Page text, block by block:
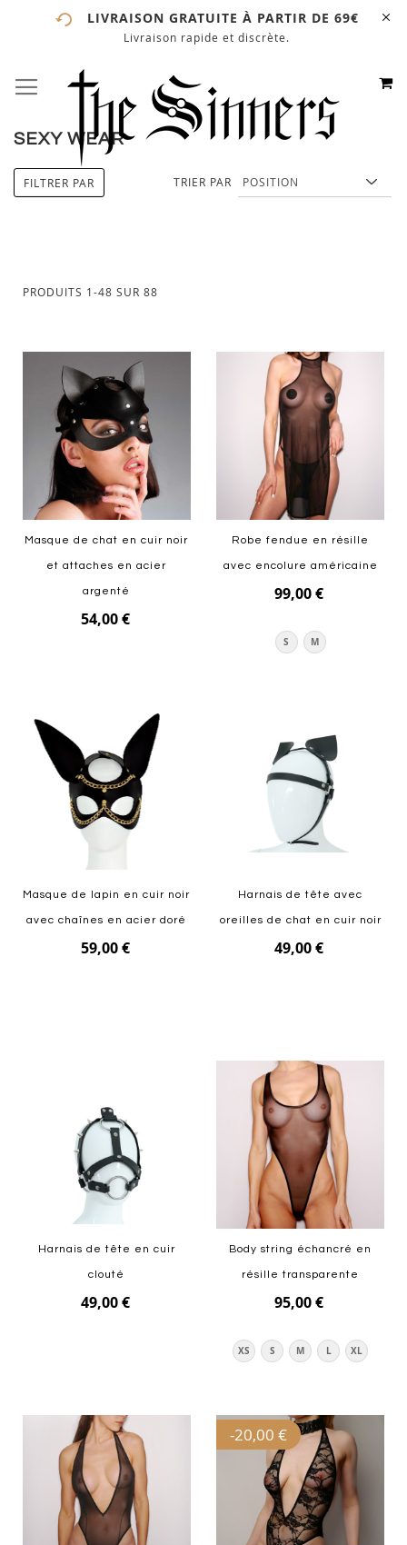
LIVRAISON GRATUITE À PARTIR DE 69€
Livraison rapide et discrète.
ALLEZ
# ENTREZ AU MOINS 3 CARACTÈRES POUR LANCER LA
# APPUYEZ SUR LA TOUCHE "ENTRER" POUR LANCER
LA RECHERCHE
SEXY WEAR
PRODUITS 1-48 SUR 88
TRIER PAR
Masque de chat en cuir noir
et attaches en acier
argenté
54,00 €
Robe fendue en résille
avec encolure américaine
99,00 €
S M
Masque de lapin en cuir noir
avec chaînes en acier doré
59,00 €
Harnais de tête avec
oreilles de chat en cuir noir
49,00 €
Harnais de tête en cuir
clouté
49,00 €
Body string échancré en
résille transparente
95,00 €
XS S M L XL
-20,00 €
FILTRER PAR